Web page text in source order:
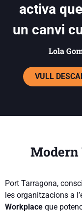
activa
un canvi
Lola
VULL
Modern
Port Tarragona,
les organitzacions a
Workplace que